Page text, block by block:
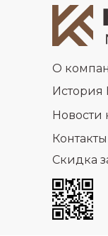
О
История
Новости
Контакты
Скидка